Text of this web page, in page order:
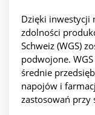
Dzięki inwestycji
zdolności
Schweiz (WGS)
podwojone.
średnie
napojów i
zastosowań przy